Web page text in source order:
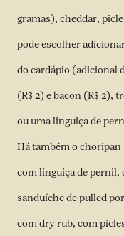
gramas), cheddar,
pode escolher
do cardápio (adicional
(R$ 2) e bacon (R$ 2),
ou uma linguiça de
Há também o
com linguiça de pernil,
sanduíche de pulled
com dry rub, com